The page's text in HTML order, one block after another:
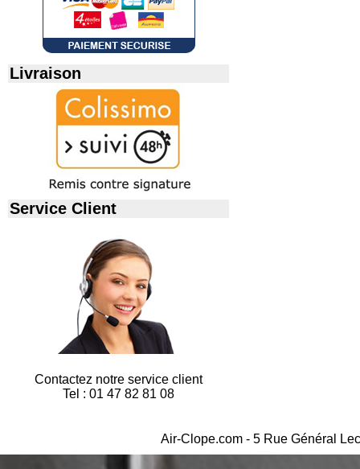
Livraison
Service Client
Contactez notre service client
Tel : 01 47 82 81 08
Air-Clope.com - 5 Rue Général